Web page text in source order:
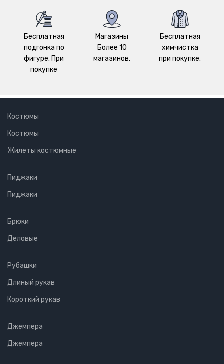
Бесплатная
подгонка по
фигуре. При
покупке
Магазины
Более 10
магазинов.
Бесплатная
химчистка
при покупке.
Костюмы
Костюмы
Жилеты костюмные
Пиджаки
Пиджаки
Брюки
Деловые
Рубашки
Длиный рукав
Короткий рукав
Джемпера
Джемпера